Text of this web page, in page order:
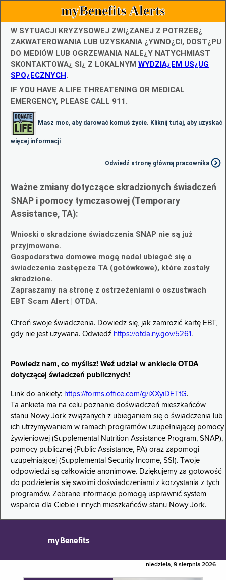
myBenefits Alerts
W SYTUACJI KRYZYSOWEJ ZWI¿ZANEJ Z POTRZEB¿
ZAKWATEROWANIA LUB UZYSKANIA ¿YWNO¿CI, DOST¿PU
DO MEDIÓW LUB OGRZEWANIA NALE¿Y NATYCHMIAST
SKONTAKTOWA¿ SI¿ Z LOKALNYM WYDZIA¿EM US¿UG
SPO¿ECZNYCH.
IF YOU HAVE A LIFE THREATENING OR MEDICAL
EMERGENCY, PLEASE CALL 911.
Masz moc, aby darować komuś życie. Kliknij tutaj, aby uzyskać
więcej informacji
Odwiedź stronę główną pracownika
Ważne zmiany dotyczące skradzionych świadczeń
SNAP i pomocy tymczasowej (Temporary
Assistance, TA):
Wnioski o skradzione świadczenia SNAP nie są już
przyjmowane.
Gospodarstwa domowe mogą nadal ubiegać się o
świadczenia zastępcze TA (gotówkowe), które zostały
skradzione.
Zapraszamy na stronę z ostrzeżeniami o oszustwach
EBT Scam Alert | OTDA.
Chroń swoje świadczenia. Dowiedz się, jak zamrozić kartę EBT,
gdy nie jest używana. Odwiedź https://otda.ny.gov/5261 .
Powiedz nam, co myślisz! Weź udział w ankiecie OTDA
dotyczącej świadczeń publicznych!
Link do ankiety: https://forms.office.com/g/iXXyiDETtG.
Ta ankieta ma na celu poznanie doświadczeń mieszkańców
stanu Nowy Jork związanych z ubieganiem się o świadczenia lub
ich utrzymywaniem w ramach programów uzupełniającej pomocy
żywieniowej (Supplemental Nutrition Assistance Program, SNAP),
pomocy publicznej (Public Assistance, PA) oraz zapomogi
uzupełniającej (Supplemental Security Income, SSI). Twoje
odpowiedzi są całkowicie anonimowe. Dziękujemy za gotowość
do podzielenia się swoimi doświadczeniami z korzystania z tych
programów. Zebrane informacje pomogą usprawnić system
wsparcia dla Ciebie i innych mieszkańców stanu Nowy Jork.
myBenefits
niedziela, 9 sierpnia 2026